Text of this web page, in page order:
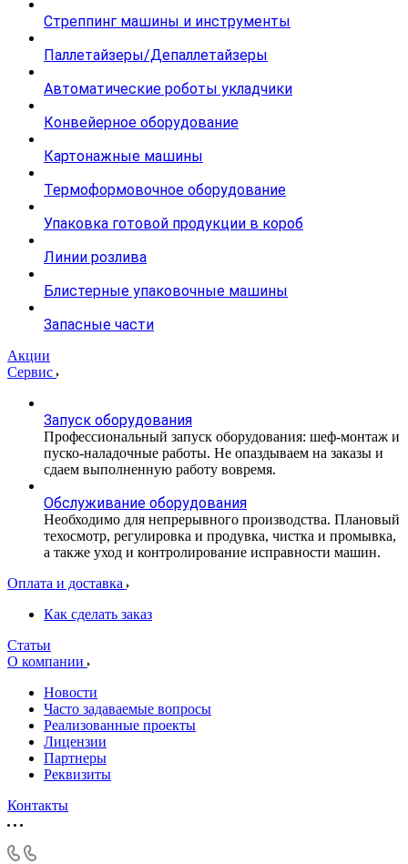
Стреппинг машины и инструменты
Паллетайзеры/Депаллетайзеры
Автоматические роботы укладчики
Конвейерное оборудование
Картонажные машины
Термоформовочное оборудование
Упаковка готовой продукции в короб
Линии розлива
Блистерные упаковочные машины
Запасные части
Акции
Сервис
Запуск оборудования
Профессиональный запуск оборудования: шеф-монтаж и
пуско-наладочные работы. Не опаздываем на заказы и
сдаем выполненную работу вовремя.
Обслуживание оборудования
Необходимо для непрерывного производства. Плановый
техосмотр, регулировка и продувка, чистка и промывка,
а также уход и контролирование исправности машин.
Оплата и доставка
Как сделать заказ
Статьи
О компании
Новости
Часто задаваемые вопросы
Реализованные проекты
Лицензии
Партнеры
Реквизиты
Контакты